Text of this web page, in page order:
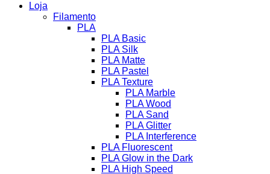
Loja
Filamento
PLA
PLA Basic
PLA Silk
PLA Matte
PLA Pastel
PLA Texture
PLA Marble
PLA Wood
PLA Sand
PLA Glitter
PLA Interference
PLA Fluorescent
PLA Glow in the Dark
PLA High Speed